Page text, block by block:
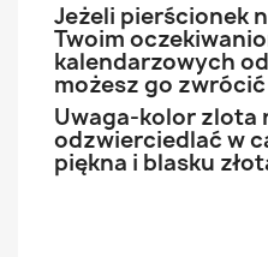
Jeżeli pierścionek
Twoim
kalendarzowych
możesz go zwrócić
Uwaga-kolor zlota
odzwierciedlać w
piękna i blasku